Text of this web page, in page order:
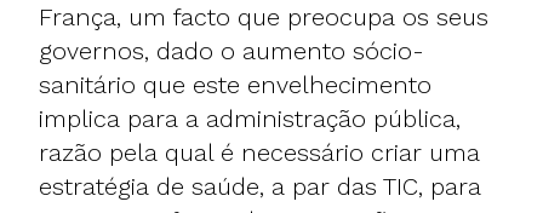
França, um facto que preocupa os seus
governos, dado o aumento sócio-
sanitário que este envelhecimento
implica para a administração pública,
razão pela qual é necessário criar uma
estratégia de saúde, a par das TIC, para